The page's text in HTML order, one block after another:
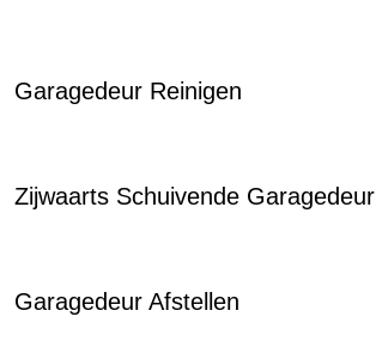
Garagedeur Reinigen
Zijwaarts Schuivende Garagedeur
Garagedeur Afstellen